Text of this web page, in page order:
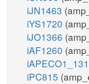
iJN1463
iYS1720
iJO1366
iAF1260
iPC815